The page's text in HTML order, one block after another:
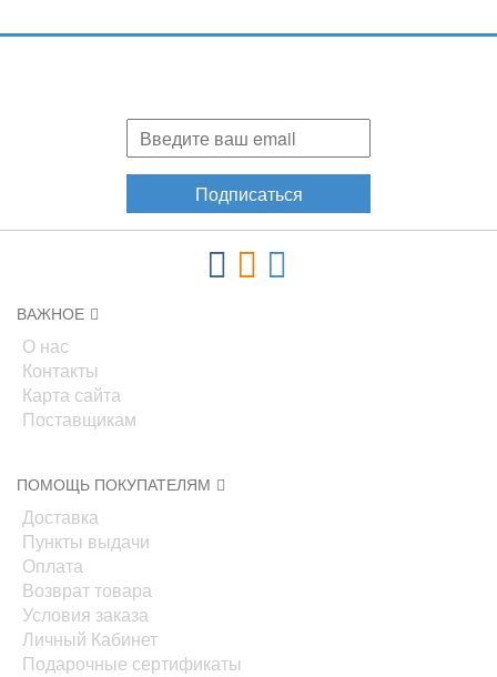
Подписаться
ВАЖНОЕ
О нас
Контакты
Карта сайта
Поставщикам
ПОМОЩЬ ПОКУПАТЕЛЯМ
Доставка
Пункты выдачи
Оплата
Возврат товара
Условия заказа
Личный Кабинет
Подарочные сертификаты